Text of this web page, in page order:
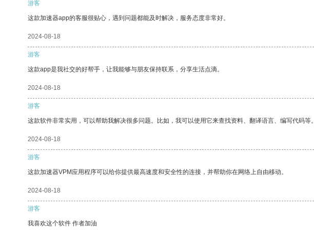
游客
这款加速器app的客服很贴心，遇到问题都能及时解决，服务态度非常好。
2024-08-18
游客
这款app是我社交的好帮手，让我能够与朋友保持联系，分享生活点滴。
2024-08-18
游客
这款软件非常实用，可以帮助我解决很多问题。比如，我可以使用它来查找资料、翻译语言、编写代码等。
2024-08-18
游客
这款加速器VPM应用程序可以给你提供最高速度和安全性的连接，并帮助你在网络上自由移动。
2024-08-18
游客
我喜欢这个软件 作者加油